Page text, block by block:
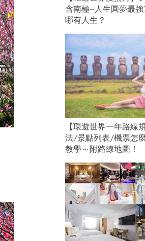
含南極~人生圓夢最
哪有人生？
【環遊世界一年路線
法/景點列表/機票怎
教學～附路線地圖！